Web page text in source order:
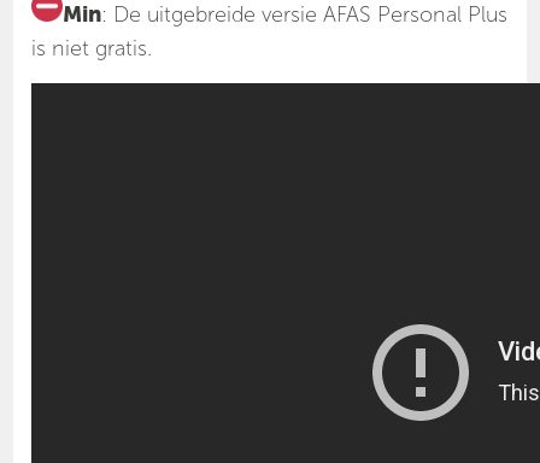
Min: De uitgebreide versie AFAS Personal Plus
is niet gratis.